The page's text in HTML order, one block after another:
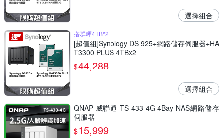
選擇組合
搭群暉4TB*2
[超值組]Synology DS 925+網路儲存伺服器+HA
T3300 PLUS 4TBx2
$44,288
選擇組合
QNAP 威聯通 TS-433-4G 4Bay NAS網路儲存
伺服器
$15,999